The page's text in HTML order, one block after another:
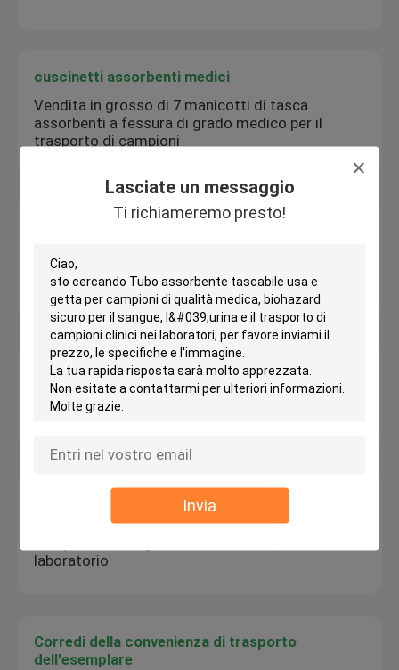
Lasciate un messaggio
Ti richiameremo presto!
Invia
cuscinetti assorbenti medici
Vendita in grosso di 7 manicotti di tasca
assorbenti a fessura di grado medico per il
trasporto di campioni
Scatole di spedizione dell'esemplare
uso medico con logo personalizzato strutture
pieghevoli a colori pieni
Scatole isolate
L'esemplare di AIC isolato inscatola la scatola
ambientale bassa del corredo del trasporto
Contenitori di trasporto del refrigerante
Contenitori di trasporto del refrigerante del
laboratorio
Corredi della convenienza di trasporto
dell'esemplare